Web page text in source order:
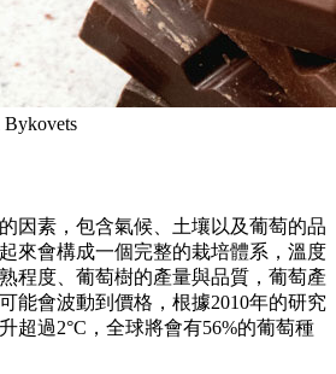
Bykovets
因素，包含氣候、土壤以及葡萄的品
來會構成一個完整的栽培體系，溫度
程度、葡萄樹的產量與品質，葡萄產
能會波動到價格，根據2010年的研究
超過2°C，全球將會有56%的葡萄種